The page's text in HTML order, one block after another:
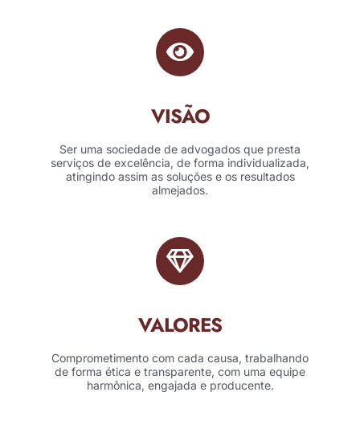
VISÃO
Ser uma sociedade de advogados que presta
serviços de excelência, de forma individualizada,
atingindo assim as soluções e os resultados
almejados.
VALORES
Comprometimento com cada causa, trabalhando
de forma ética e transparente, com uma equipe
harmônica, engajada e producente.